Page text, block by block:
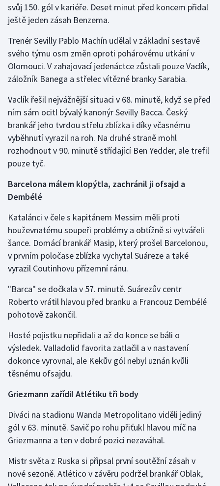
Moderní pětiboj
Motorsport
Olympijské hry
Parasport
Plavání
Plážový volejbal
Ragby
Rychlobruslení
Rychlostní kanoistika
Short track
Sportovní střelba
Stolní tenis
Triatlon
Veslování
Vodní slalom
Volejbal
Ostatní
svůj 150. gól v kariéře. Deset minut před koncem přidal
ještě jeden zásah Benzema.
Trenér Sevilly Pablo Machín udělal v základní sestavě
svého týmu osm změn oproti pohárovému utkání v
Olomouci. V zahajovací jedenáctce zůstali pouze Vaclík,
záložník Banega a střelec vítězné branky Sarabia.
Vaclík řešil nejvážnější situaci v 68. minutě, když se před
ním sám ocitl bývalý kanonýr Sevilly Bacca. Český
brankář jeho tvrdou střelu zblízka i díky včasnému
vyběhnutí vyrazil na roh. Na druhé straně mohl
rozhodnout v 90. minutě střídající Ben Yedder, ale trefil
pouze tyč.
Barcelona málem klopýtla, zachránil ji ofsajd a
Dembélé
Katalánci v čele s kapitánem Messim měli proti
houževnatému soupeři problémy a obtížně si vytvářeli
šance. Domácí brankář Masip, který prošel Barcelonou,
v prvním poločase zblízka vychytal Suáreze a také
vyrazil Coutinhovu přízemní ránu.
"Barca" se dočkala v 57. minutě. Suárezův centr
Roberto vrátil hlavou před branku a Francouz Dembélé
pohotově zakončil.
Hosté pojistku nepřidali a až do konce se báli o
výsledek. Valladolid favorita zatlačil a v nastavení
dokonce vyrovnal, ale Kekův gól nebyl uznán kvůli
těsnému ofsajdu.
Griezmann zařídil Atlétiku tři body
Diváci na stadionu Wanda Metropolitano viděli jediný
gól v 63. minutě. Savič po rohu přiťukl hlavou míč na
Griezmanna a ten v dobré pozici nezaváhal.
Mistr světa z Ruska si připsal první soutěžní zásah v
nové sezoně. Atlético v závěru podržel brankář Oblak,